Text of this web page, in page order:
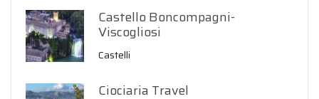
Castello Boncompagni-
Viscogliosi
Castelli
Ciociaria Travel